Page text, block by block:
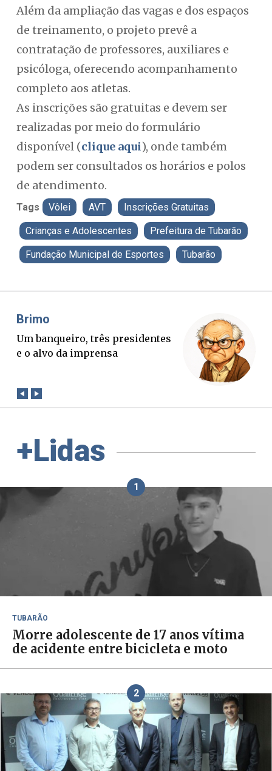
Além da ampliação das vagas e dos espaços
de treinamento, o projeto prevê a
contratação de professores, auxiliares e
psicóloga, oferecendo acompanhamento
completo aos atletas.
As inscrições são gratuitas e devem ser
realizadas por meio do formulário
disponível (clique aqui), onde também
podem ser consultados os horários e polos
de atendimento.
Tags Vôlei AVT Inscrições Gratuitas
Crianças e Adolescentes Prefeitura de Tubarão
Fundação Municipal de Esportes Tubarão
O Boato corre mais rápido que a
verdade. Mas quem paga a
+Lidas
1
TUBARÃO
Morre adolescente de 17 anos vítima
de acidente entre bicicleta e moto
2